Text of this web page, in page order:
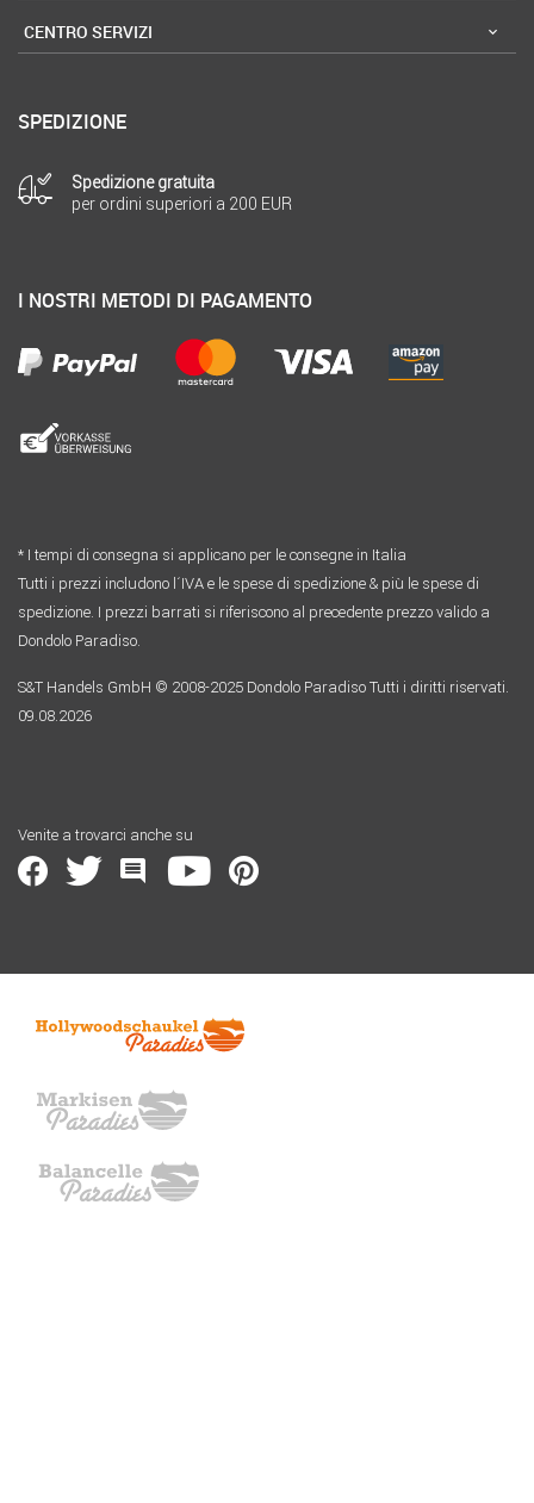
CENTRO SERVIZI
SPEDIZIONE
Spedizione gratuita
per ordini superiori a 200 EUR
I NOSTRI METODI DI PAGAMENTO
* I tempi di consegna si applicano per le consegne in Italia
Tutti i prezzi includono l´IVA e le spese di spedizione & più le spese di
spedizione. I prezzi barrati si riferiscono al precedente prezzo valido a
Dondolo Paradiso.
S&T Handels GmbH © 2008-2025 Dondolo Paradiso Tutti i diritti riservati.
09.08.2026
Venite a trovarci anche su